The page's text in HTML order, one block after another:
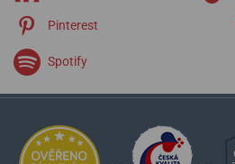
Pinterest
Spotify